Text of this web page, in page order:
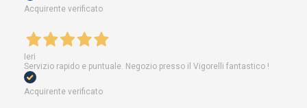
Acquirente verificato
Ieri
Servizio rapido e puntuale. Negozio presso il Vigorelli fantastico !
Acquirente verificato